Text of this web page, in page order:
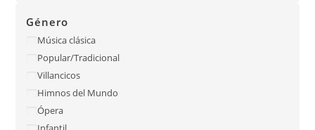
Género
Música clásica
Popular/Tradicional
Villancicos
Himnos del Mundo
Ópera